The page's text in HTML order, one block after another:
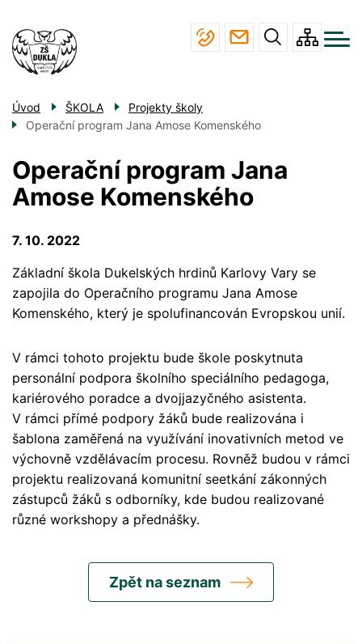
hlavnímu
obsahu
navigace
STUDIUM
ÚŘEDNÍ DESKA
Úvod ŠKOLA
Projekty školy
Operační program Jana Amose Komenského
Operační program Jana
Amose Komenského
7. 10. 2022
Základní škola Dukelských hrdinů Karlovy Vary se
zapojila do Operačního programu Jana Amose
Komenského, který je spolufinancován Evropskou unií.
V rámci tohoto projektu bude škole poskytnuta
personální podpora školního speciálního pedagoga,
kariérového poradce a dvojjazyčného asistenta.
V rámci přímé podpory žáků bude realizována i
šablona zaměřená na využívání inovativních metod ve
výchovně vzdělávacím procesu. Rovněž budou v rámci
projektu realizovaná komunitní seetkání zákonných
zástupců žáků s odborníky, kde budou realizované
různé workshopy a přednášky.
Zpět na seznam